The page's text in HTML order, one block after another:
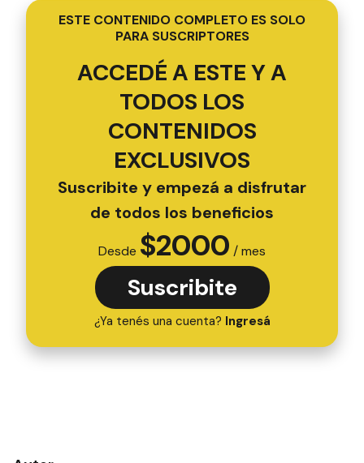
ESTE CONTENIDO COMPLETO ES SOLO
PARA SUSCRIPTORES
ACCEDÉ A ESTE Y A
TODOS LOS
CONTENIDOS
EXCLUSIVOS
Suscribite y empezá a disfrutar
de todos los beneficios
Desde $2000 / mes
Suscribite
¿Ya tenés una cuenta? Ingresá